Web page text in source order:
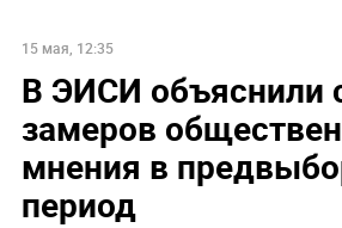
15 мая, 12:35
В ЭИСИ объяснили
замеров
мнения в
период